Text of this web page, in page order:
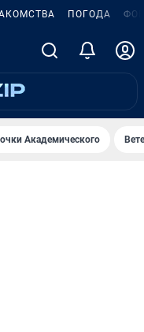
ПОГОДА
Академического